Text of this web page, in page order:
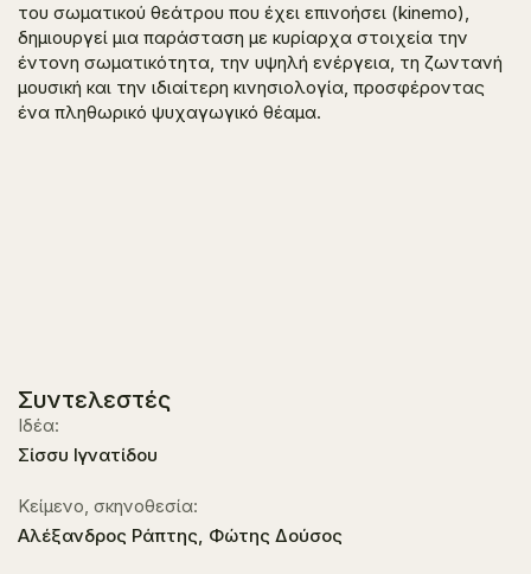
του σωματικού θεάτρου που έχει επινοήσει (kinemo),
δημιουργεί μια παράσταση με κυρίαρχα στοιχεία την
έντονη σωματικότητα, την υψηλή ενέργεια, τη ζωντανή
μουσική και την ιδιαίτερη κινησιολογία, προσφέροντας
ένα πληθωρικό ψυχαγωγικό θέαμα.
Συντελεστές
Ιδέα:
Σίσσυ Ιγνατίδου
Κείμενο, σκηνοθεσία:
Αλέξανδρος Ράπτης, Φώτης Δούσος